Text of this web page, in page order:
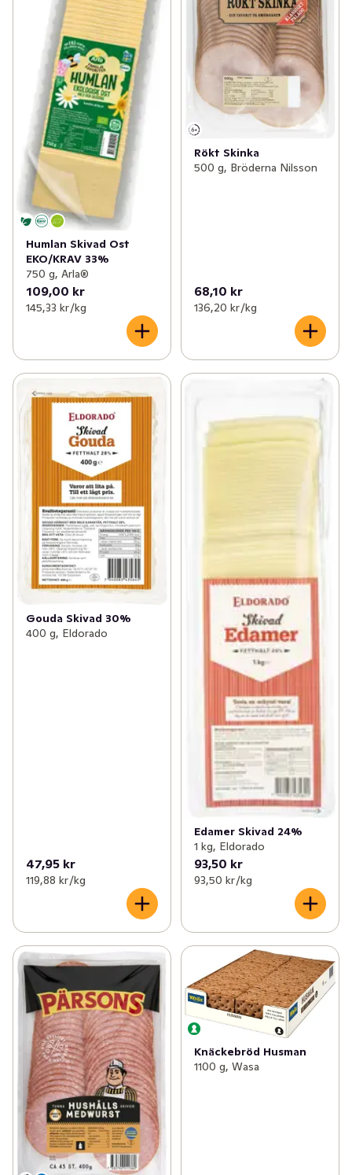
Humlan Skivad Ost
EKO/KRAV 33%
750 g, Arla®
109,00 kr
145,33 kr /kg
Rökt Skinka
500 g, Bröderna Nilsson
68,10 kr
136,20 kr /kg
Gouda Skivad 30%
400 g, Eldorado
47,95 kr
119,88 kr /kg
Edamer Skivad 24%
1 kg, Eldorado
93,50 kr
93,50 kr /kg
Knäckebröd Husman
1100 g, Wasa